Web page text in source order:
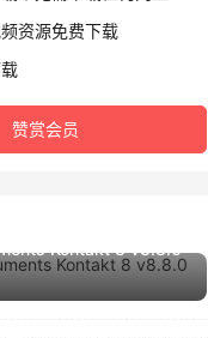
资源免费下载
赞赏会员
Kontakt 8 v8.8.0